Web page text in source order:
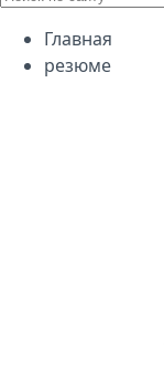
Главная
резюме